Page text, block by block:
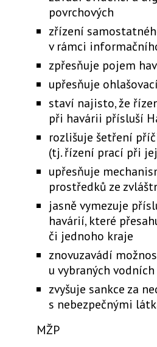
povrchových
zřízení
v rámci
zpřesňuje pojem
upřesňuje
staví najisto, že
při havárii přísluší
rozlišuje šetření
(tj. řízení prací při
upřesňuje
prostředků ze
jasně vymezuje
havárií, které
či jednoho kraje
znovuzavádí
u vybraných
zvyšuje sankce za
s nebezpečnými
MŽP